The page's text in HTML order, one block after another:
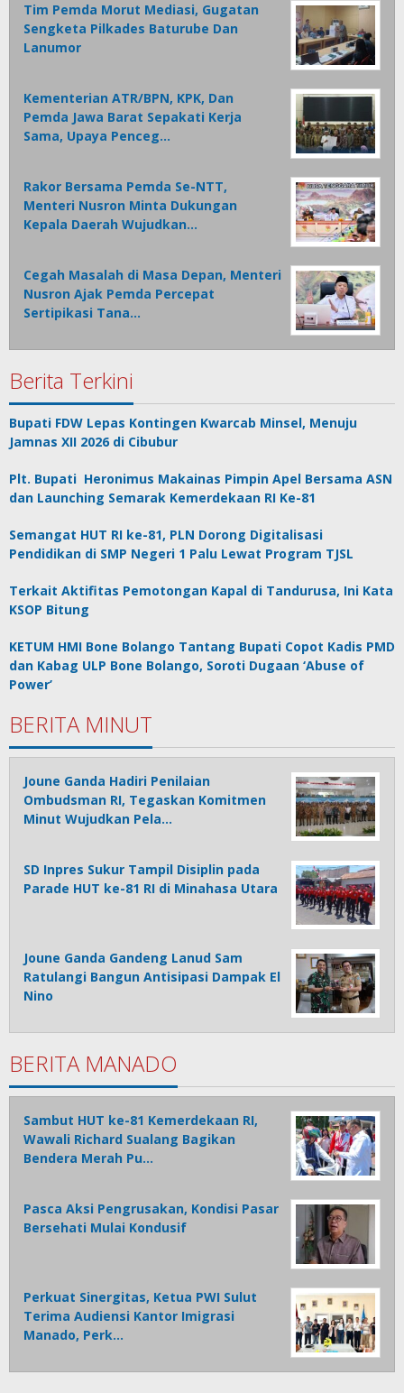
Tim Pemda Morut Mediasi, Gugatan
Sengketa Pilkades Baturube Dan
Lanumor
Kementerian ATR/BPN, KPK, Dan
Pemda Jawa Barat Sepakati Kerja
Sama, Upaya Penceg…
Rakor Bersama Pemda Se-NTT,
Menteri Nusron Minta Dukungan
Kepala Daerah Wujudkan…
Cegah Masalah di Masa Depan, Menteri
Nusron Ajak Pemda Percepat
Sertipikasi Tana…
Berita Terkini
Bupati FDW Lepas Kontingen Kwarcab Minsel, Menuju
Jamnas XII 2026 di Cibubur
Plt. Bupati Heronimus Makainas Pimpin Apel Bersama ASN
dan Launching Semarak Kemerdekaan RI Ke-81
Semangat HUT RI ke-81, PLN Dorong Digitalisasi
Pendidikan di SMP Negeri 1 Palu Lewat Program TJSL
Terkait Aktifitas Pemotongan Kapal di Tandurusa, Ini Kata
KSOP Bitung
KETUM HMI Bone Bolango Tantang Bupati Copot Kadis PMD
dan Kabag ULP Bone Bolango, Soroti Dugaan ‘Abuse of
Power’
BERITA MINUT
Joune Ganda Hadiri Penilaian
Ombudsman RI, Tegaskan Komitmen
Minut Wujudkan Pela…
SD Inpres Sukur Tampil Disiplin pada
Parade HUT ke-81 RI di Minahasa Utara
Joune Ganda Gandeng Lanud Sam
Ratulangi Bangun Antisipasi Dampak El
Nino
BERITA MANADO
Sambut HUT ke-81 Kemerdekaan RI,
Wawali Richard Sualang Bagikan
Bendera Merah Pu…
Pasca Aksi Pengrusakan, Kondisi Pasar
Bersehati Mulai Kondusif
Perkuat Sinergitas, Ketua PWI Sulut
Terima Audiensi Kantor Imigrasi
Manado, Perk…